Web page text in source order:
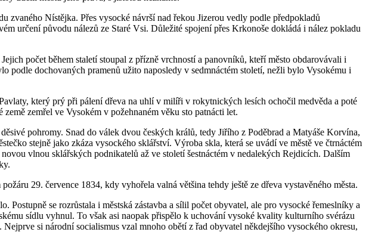
zvaného Nístějka. Přes vysocké návrší nad řekou Jizerou vedly podle předpokladů
určení původu nálezů ze Staré Vsi. Důležité spojení přes Krkonoše dokládá i nález pokladu
počet během staletí stoupal z přízně vrchností a panovníků, kteří město obdarovávali i
podle dochovaných pramenů užito naposledy v sedmnáctém století, nežli bylo Vysokému i
který prý při pálení dřeva na uhlí v milíři v rokytnických lesích ochočil medvěda a poté
zemřel ve Vysokém v požehnaném věku sto patnácti let.
pohromy. Snad do válek dvou českých králů, tedy Jiřího z Poděbrad a Matyáše Korvína,
stejně jako zkáza vysockého sklářství. Výroba skla, která se uvádí ve městě ve čtrnáctém
vlnou sklářských podnikatelů až ve století šestnáctém v nedalekých Rejdicích. Dalším
29. července 1834, kdy vyhořela valná většina tehdy ještě ze dřeva vystavěného města.
se rozrůstala i městská zástavba a sílil počet obyvatel, ale pro vysocké řemeslníky a
sídlu vyhnul. To však asi naopak přispělo k uchování vysoké kvality kulturního svérázu
si národní socialismus vzal mnoho obětí z řad obyvatel někdejšího vysockého okresu,